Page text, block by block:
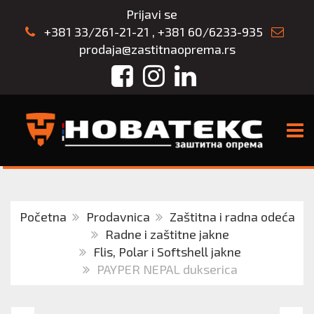
Prijavi se
+381 33/261-21-21 , +381 60/6233-935
prodaja@zastitnaoprema.rs
FacebookInstagram
LinkedIn
Početna Prodavnica
Zaštitna i radna odeća
Radne i zaštitne jakne
Flis, Polar i Softshell jakne
PAYPER NEPAL dukserica